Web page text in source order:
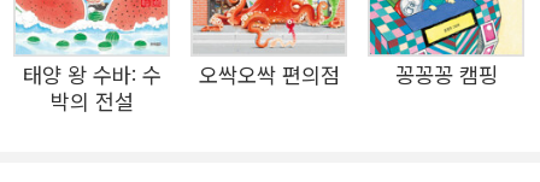
더불어 모든 생명이 함께 어우러져 살아감을 표현했다 볼 수
있지요. 덧붙여 사람일 때는 표현이 난감하지만 개들은 성별
을 구분하지 않아도 자연스럽게 받아들일 수가 있고요.(꼭
태양 왕 수바: 수
박의 전설
오싹오싹 편의점 꽁꽁꽁 캠핑